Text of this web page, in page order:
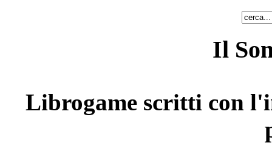
Il
Librogame scritti con